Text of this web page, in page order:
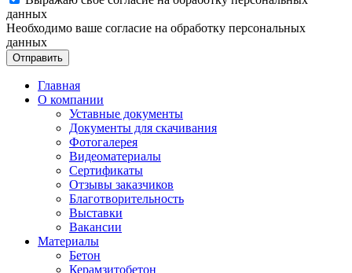
данных
Необходимо ваше согласие на обработку персональных
данных
Отправить
Главная
О компании
Уставные документы
Документы для скачивания
Фотогалерея
Видеоматериалы
Сертификаты
Отзывы заказчиков
Благотворительность
Выставки
Вакансии
Материалы
Бетон
Керамзитобетон